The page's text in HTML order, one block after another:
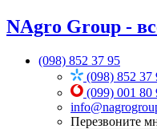
NAgro Group -
(098) 852 37 95
(098) 852 37
(099) 001 80
Перезвоните